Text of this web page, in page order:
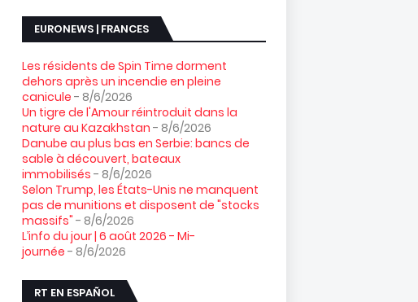
EURONEWS | FRANCES
Les résidents de Spin Time dorment
dehors après un incendie en pleine
canicule - 8/6/2026
Un tigre de l'Amour réintroduit dans la
nature au Kazakhstan - 8/6/2026
Danube au plus bas en Serbie: bancs de
sable à découvert, bateaux
immobilisés - 8/6/2026
Selon Trump, les États-Unis ne manquent
pas de munitions et disposent de "stocks
massifs" - 8/6/2026
L’info du jour | 6 août 2026 - Mi-
journée - 8/6/2026
RT EN ESPAÑOL